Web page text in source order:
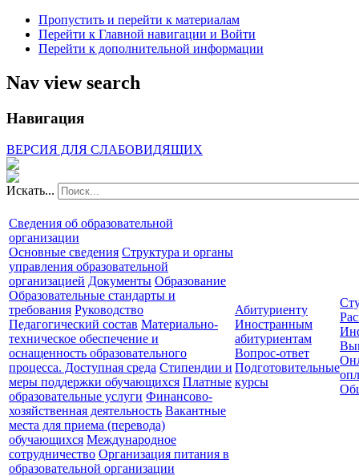
Пропустить и перейти к материалам
Перейти к Главной навигации и Войти
Перейти к дополнительной информации
Nav view search
Навигация
ВЕРСИЯ ДЛЯ СЛАБОВИДЯЩИХ
Искать...
Сведения об образовательной
организации
Основные сведения Структура и органы
управления образовательной
организацией Документы Образование
Образовательные стандарты и
требования Руководство
Педагогический состав Материально-
техническое обеспечение и
оснащенность образовательного
процесса. Доступная среда Стипендии и
меры поддержки обучающихся Платные
образовательные услуги Финансово-
хозяйственная деятельность Вакантные
места для приема (перевода)
обучающихся Международное
сотрудничество Организация питания в
образовательной организации
Абитуриенту
Иностранным
абитуриентам
Вопрос-ответ
Подготовительные
курсы